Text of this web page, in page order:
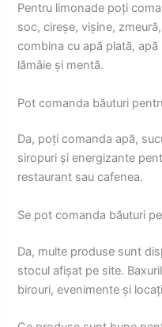
Pentru limonade poți
soc, cireșe, vișine,
combina cu apă plată,
lămâie și mentă.
Pot comanda băuturi
Da, poți comanda apă,
siropuri și energizante
restaurant sau cafenea.
Se pot comanda băuturi
Da, multe produse sunt
stocul afișat pe site.
birouri, evenimente și